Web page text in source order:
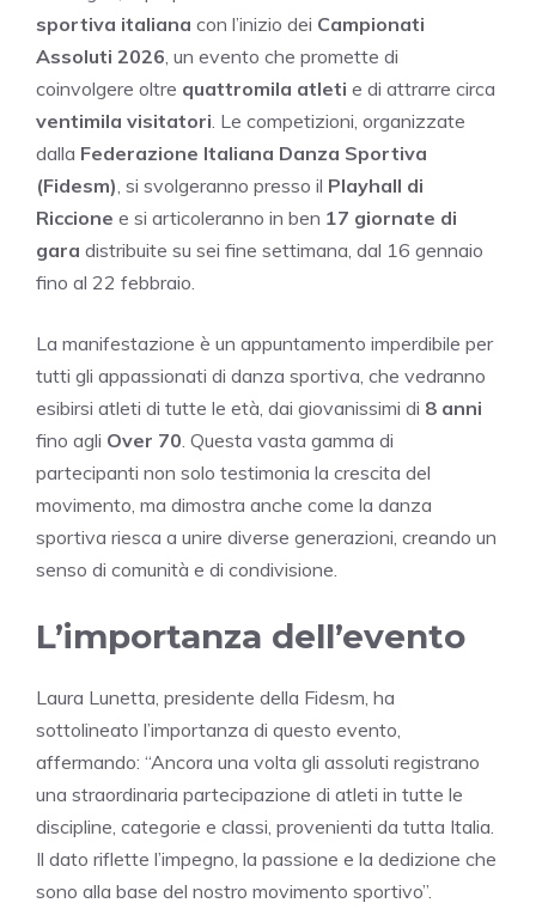
sportiva italiana con l’inizio dei Campionati
Assoluti 2026 , un evento che promette di
coinvolgere oltre quattromila atleti e di attrarre circa
ventimila visitatori . Le competizioni, organizzate
dalla Federazione Italiana Danza Sportiva
(Fidesm) , si svolgeranno presso il Playhall di
Riccione e si articoleranno in ben 17 giornate di
gara distribuite su sei fine settimana, dal 16 gennaio
fino al 22 febbraio.
La manifestazione è un appuntamento imperdibile per
tutti gli appassionati di danza sportiva, che vedranno
esibirsi atleti di tutte le età, dai giovanissimi di 8 anni
fino agli Over 70 . Questa vasta gamma di
partecipanti non solo testimonia la crescita del
movimento, ma dimostra anche come la danza
sportiva riesca a unire diverse generazioni, creando un
senso di comunità e di condivisione.
L’importanza dell’evento
Laura Lunetta, presidente della Fidesm, ha
sottolineato l’importanza di questo evento,
affermando: “Ancora una volta gli assoluti registrano
una straordinaria partecipazione di atleti in tutte le
discipline, categorie e classi, provenienti da tutta Italia.
Il dato riflette l’impegno, la passione e la dedizione che
sono alla base del nostro movimento sportivo”.